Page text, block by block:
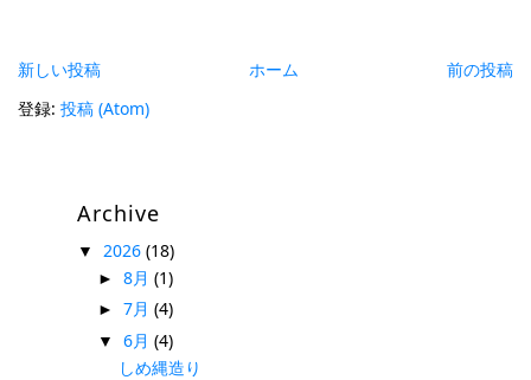
新しい投稿 前の投稿
ホーム
登録: 投稿 (Atom)
Archive
▼ 2026 (18)
► 8月 (1)
► 7月 (4)
▼ 6月 (4)
しめ縄造り